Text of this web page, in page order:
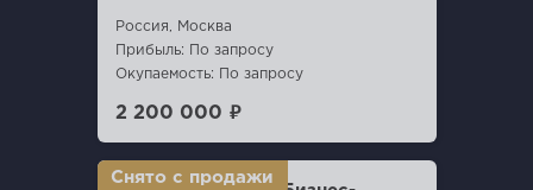
Россия, Москва
Прибыль: По запросу
Окупаемость: По запросу
2 200 000 ₽